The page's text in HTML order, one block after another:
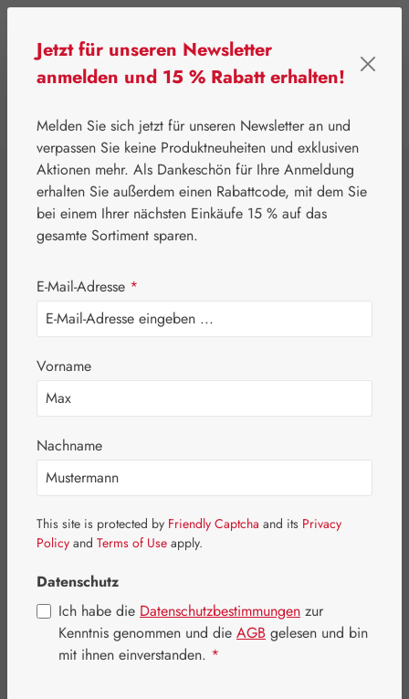
⌂ Gall Pharma Aminosäuren
Threonin 500 mg
GPH Kapseln
Bildergalerie überspringen
Jetzt für unseren Newsletter
anmelden und 15 % Rabatt erhalten!
Melden Sie sich jetzt für unseren Newsletter an und
verpassen Sie keine Produktneuheiten und exklusiven
Aktionen mehr. Als Dankeschön für Ihre Anmeldung
erhalten Sie außerdem einen Rabattcode, mit dem Sie
bei einem Ihrer nächsten Einkäufe 15 % auf das
gesamte Sortiment sparen.
E-Mail-Adresse *
Vorname
Nachname
This site is protected by Friendly Captcha and its Privacy
Policy and Terms of Use apply.
Datenschutz
Ich habe die Datenschutzbestimmungen zur
Kenntnis genommen und die AGB gelesen und bin
mit ihnen einverstanden. *